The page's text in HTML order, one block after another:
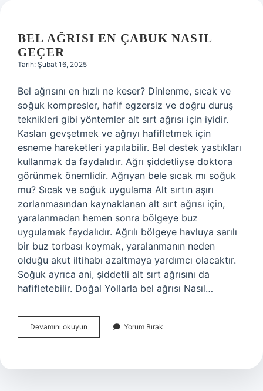
BEL AĞRISI EN ÇABUK NASIL
GEÇER
Tarih: Şubat 16, 2025
Bel ağrısını en hızlı ne keser? Dinlenme, sıcak ve
soğuk kompresler, hafif egzersiz ve doğru duruş
teknikleri gibi yöntemler alt sırt ağrısı için iyidir.
Kasları gevşetmek ve ağrıyı hafifletmek için
esneme hareketleri yapılabilir. Bel destek yastıkları
kullanmak da faydalıdır. Ağrı şiddetliyse doktora
görünmek önemlidir. Ağrıyan bele sıcak mı soğuk
mu? Sıcak ve soğuk uygulama Alt sırtın aşırı
zorlanmasından kaynaklanan alt sırt ağrısı için,
yaralanmadan hemen sonra bölgeye buz
uygulamak faydalıdır. Ağrılı bölgeye havluya sarılı
bir buz torbası koymak, yaralanmanın neden
olduğu akut iltihabı azaltmaya yardımcı olacaktır.
Soğuk ayrıca ani, şiddetli alt sırt ağrısını da
hafifletebilir. Doğal Yollarla bel ağrısı Nasıl…
Devamını okuyun
Ağrısı
Nasıl
Yorum Bırak